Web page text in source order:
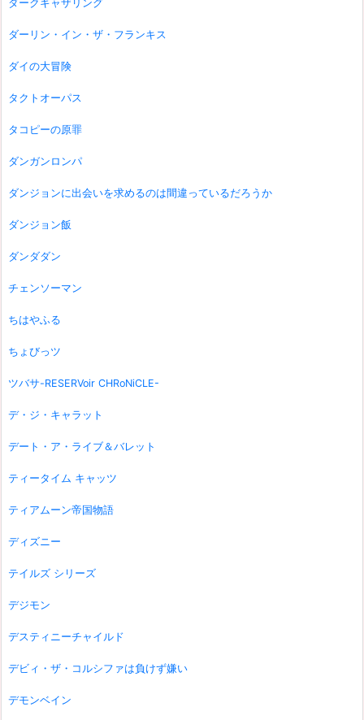
ダークギャザリング
ダーリン・イン・ザ・フランキス
ダイの大冒険
タクトオーパス
タコピーの原罪
ダンガンロンパ
ダンジョンに出会いを求めるのは間違っているだろうか
ダンジョン飯
ダンダダン
チェンソーマン
ちはやふる
ちょびっツ
ツバサ-RESERVoir CHRoNiCLE-
デ・ジ・キャラット
デート・ア・ライブ＆バレット
ティータイム キャッツ
ティアムーン帝国物語
ディズニー
テイルズ シリーズ
デジモン
デスティニーチャイルド
デビィ・ザ・コルシファは負けず嫌い
デモンベイン